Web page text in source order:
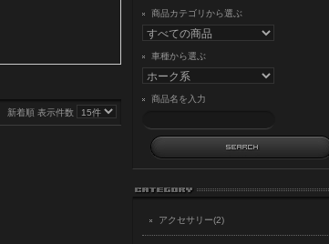
新着順 表示件数
商品カテゴリから選ぶ
車種から選ぶ
商品名を入力
アクセサリー(2)